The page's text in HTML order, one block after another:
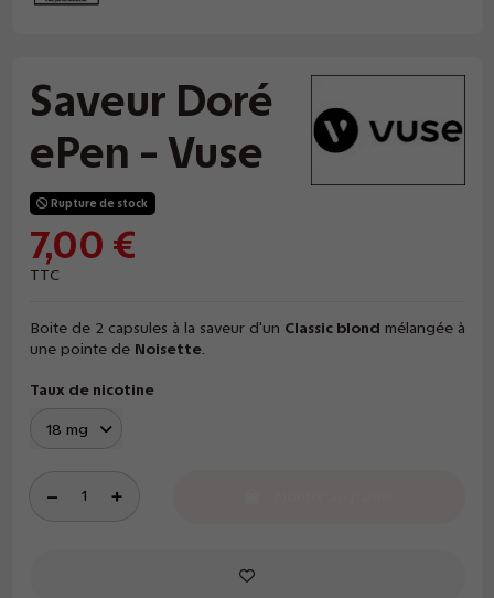
Saveur Doré
ePen - Vuse
Rupture de stock
7,00 €
TTC
Boite de 2 capsules à la saveur d'un Classic blond mélangée à
une pointe de Noisette.
Taux de nicotine